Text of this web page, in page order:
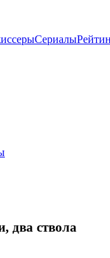
Сериалы
два ствола